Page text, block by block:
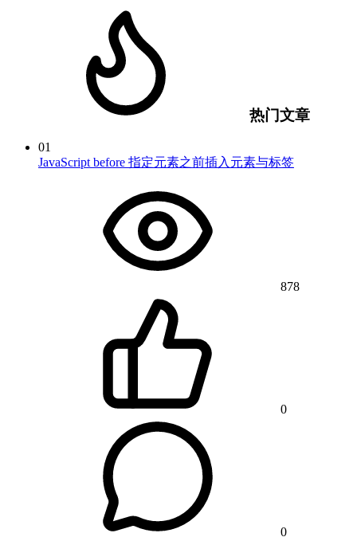
热门文章
01
JavaScript before 指定元素之前插入元素与标签
878
0
0